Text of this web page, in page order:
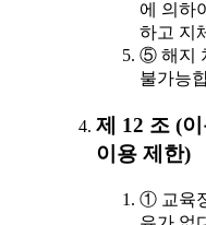
에 의하
하고 지
⑤ 해지
불가능
제 12 조 (
이용 제한)
① 교육